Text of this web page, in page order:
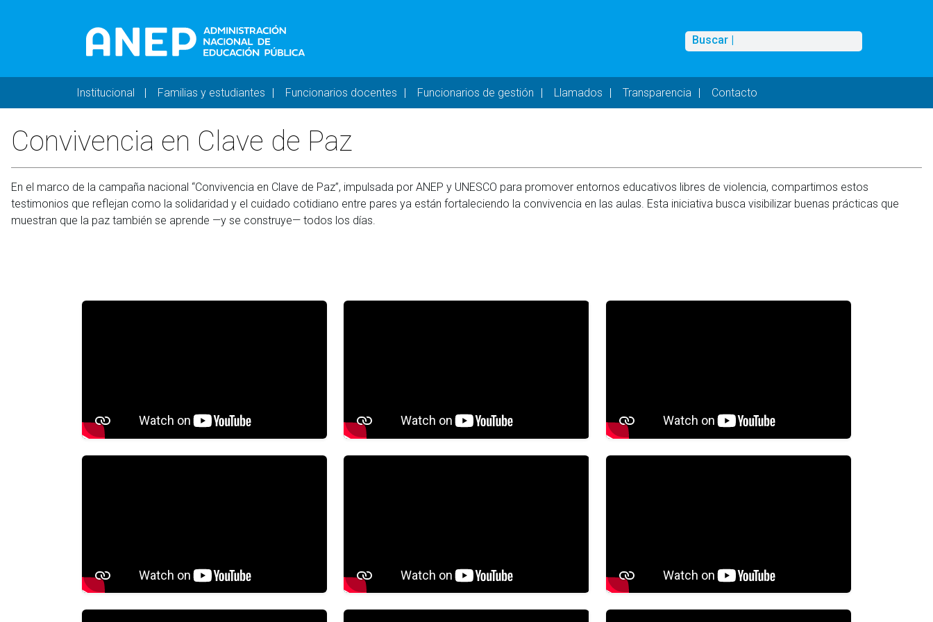
Buscar
Buscar |
Navegación principal - DESKTOP
Institucional Familias y estudiantes Funcionarios docentes Funcionarios de gestión Llamados Transparencia Contacto
Convivencia en Clave de Paz
En el marco de la campaña nacional “Convivencia en Clave de Paz”, impulsada por ANEP y UNESCO para promover entornos educativos libres de violencia, compartimos estos
testimonios que reflejan como la solidaridad y el cuidado cotidiano entre pares ya están fortaleciendo la convivencia en las aulas. Esta iniciativa busca visibilizar buenas prácticas que
muestran que la paz también se aprende —y se construye— todos los días.